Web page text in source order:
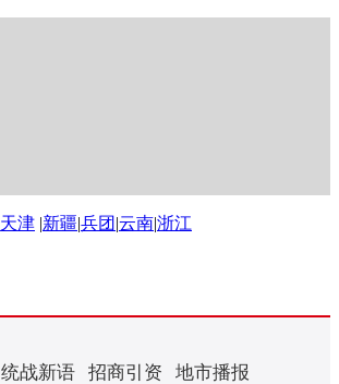
天津 |新疆|兵团 |云南|浙江
统战新语 招商引资 地市播报